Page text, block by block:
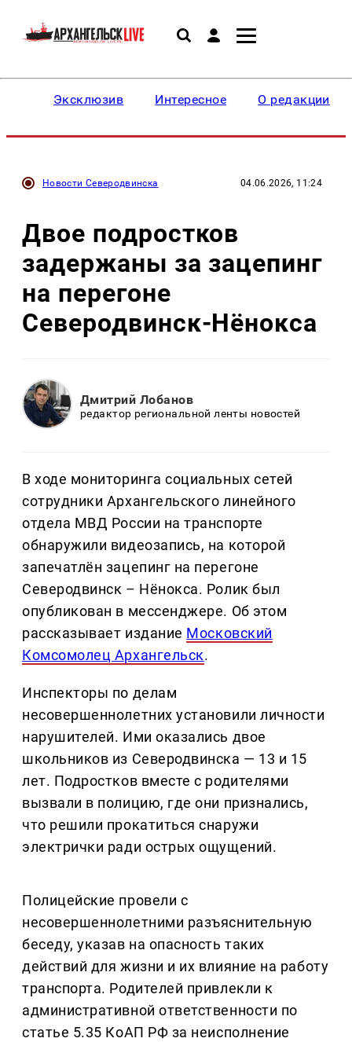
Эксклюзив Интересное О редакции
Новости Северодвинска 04.06.2026, 11:24
Двое подростков
задержаны за зацепинг
на перегоне
Северодвинск-Нёнокса
Дмитрий Лобанов
редактор региональной ленты новостей
В ходе мониторинга социальных сетей
сотрудники Архангельского линейного
отдела МВД России на транспорте
обнаружили видеозапись, на которой
запечатлён зацепинг на перегоне
Северодвинск – Нёнокса. Ролик был
опубликован в мессенджере. Об этом
рассказывает издание Московский
Комсомолец Архангельск.
Инспекторы по делам
несовершеннолетних установили личности
нарушителей. Ими оказались двое
школьников из Северодвинска — 13 и 15
лет. Подростков вместе с родителями
вызвали в полицию, где они признались,
что решили прокатиться снаружи
электрички ради острых ощущений.
Полицейские провели с
несовершеннолетними разъяснительную
беседу, указав на опасность таких
действий для жизни и их влияние на работу
транспорта. Родителей привлекли к
административной ответственности по
статье 5.35 КоАП РФ за неисполнение